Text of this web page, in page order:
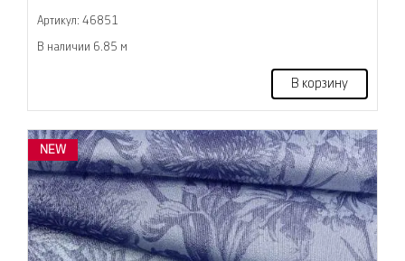
Артикул: 46851
В наличии 6.85 м
В корзину
NEW